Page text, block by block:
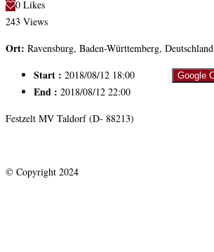
0 Likes
243 Views
Ort: Ravensburg, Baden-Württemberg,
Google
Start : 2018/08/12 18:00
End : 2018/08/12 22:00
Festzelt MV Taldorf (D- 88213)
© Copyright 2024